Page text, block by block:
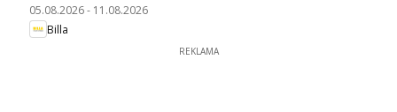
05.08.2026- 11.08.2026
Billa
REKLAMA